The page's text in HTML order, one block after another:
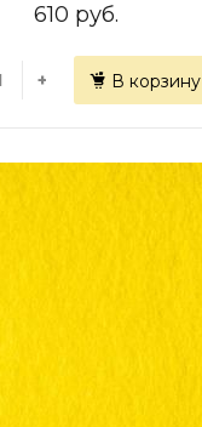
610 руб.
+ В корзину